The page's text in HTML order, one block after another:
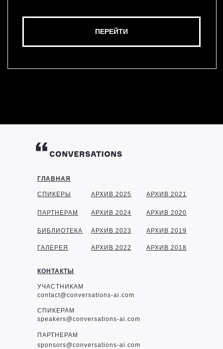
ГЛАВНАЯ
КОНТАКТЫ
СПИКЕРЫ
ПАРТНЕРАМ
БИБЛИОТЕКА
УЧАСТНИКАМ
contact@conversations-ai.com
СПИКЕРАМ
speakers@conversations-ai.com
ПАРТНЕРАМ
sponsors@conversations-ai.com
ГАЛЕРЕЯ
АРХИВ 2025
АРХИВ 2024
АРХИВ 2023
АРХИВ 2022
АРХИВ 2021
АРХИВ 2020
АРХИВ 2019
АРХИВ 2018